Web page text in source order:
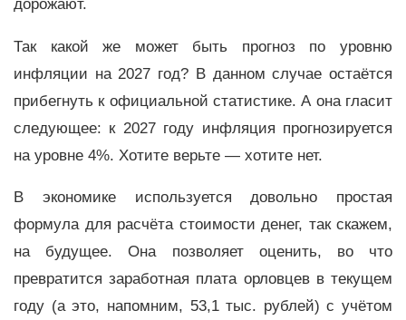
дорожают.
Так какой же может быть прогноз по уровню
инфляции на 2027 год? В данном случае остаётся
прибегнуть к официальной статистике. А она гласит
следующее: к 2027 году инфляция прогнозируется
на уровне 4%. Хотите верьте — хотите нет.
В экономике используется довольно простая
формула для расчёта стоимости денег, так скажем,
на будущее. Она позволяет оценить, во что
превратится заработная плата орловцев в текущем
году (а это, напомним, 53,1 тыс. рублей) с учётом